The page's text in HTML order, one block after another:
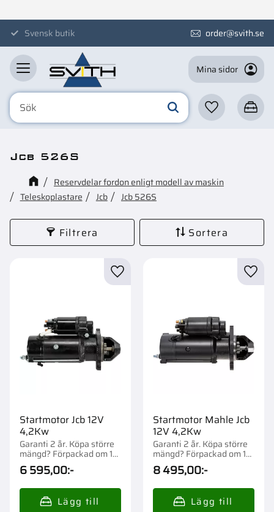
MenySvensk butik order@svith.se
Mina sidor
Favoriter
Jcb 526S
Reservdelar fordon enligt modell av maskin
Teleskoplastare
Jcb Jcb 526S
Filtrera Sortera
Startmotor Jcb 12V
4,2Kw
Garanti 2 år. Köpa större
mängd? Förpackad om 1
st.
6 595,00:-
Lägg till i favoriter
Startmotor Mahle Jcb
12V 4,2Kw
Garanti 2 år. Köpa större
mängd? Förpackad om 1
st.
8 495,00:-